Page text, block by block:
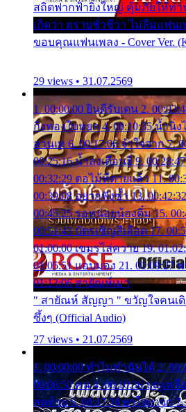
สถิตฟากฟ้ายิ่งใหญ่ คุ้มภัยให้ท่า
เถิดว่า ตราบชั่วชีวา ไม่ลืมแฟนเ
ขอบคุณแฟนเพลง - Cover Ver.
29 views • 31.07.2569
1. 00:00:00 ยินดีรับเดน 2.
กิ่งทองใบหยก 4. 00:10:35 น้ำนิ่
ลานเท 6. 00:17:06 จำใจจาก 7.
00:25:16 น้ำลงเดือนยี่ 9.
00:32:29 ตอไม้ที่ตายแล้ว 11.
00:39:08 อยากฟังซ้ำ 13.
00:45:25 รอหน่อยน้องติ๋ม 15.
00:51:43 บัตรเชิญสีเลือด 17.
01:00:00 เขมรไล่ควาย 19.
01:05:51 แอบมอง 21. 01:09:27
01:13:06 สายัณห์เมา
" สายัณห์ สัญญา " ขวัญใจคนเดิ
ซึ้งๆ (Official Audio)
27 views • 21.07.2569
1. 00:00:00 ทำไมทำฉันได้ 2.
00:06:50 คน 4. 00:10:36 บุญเหลื
สุดท้าย 6. 00:17:30 ยาใจยาจก